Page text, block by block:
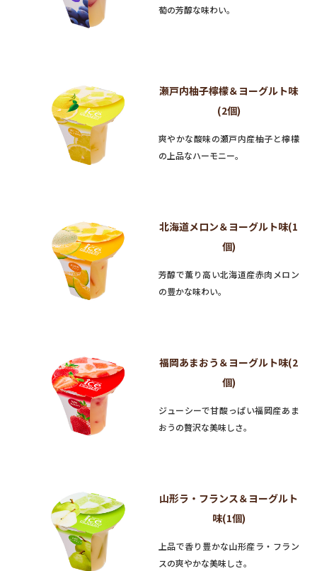
萄の芳醇な味わい。
瀬戸内柚子檸檬＆ヨーグルト味
(2個)
爽やかな酸味の瀬戸内産柚子と檸檬
の上品なハーモニー。
北海道メロン＆ヨーグルト味(1
個)
芳醇で薫り高い北海道産赤肉メロン
の豊かな味わい。
福岡あまおう＆ヨーグルト味(2
個)
ジューシーで甘酸っぱい福岡産あま
おうの贅沢な美味しさ。
山形ラ・フランス＆ヨーグルト
味(1個)
上品で香り豊かな山形産ラ・フラン
スの爽やかな美味しさ。